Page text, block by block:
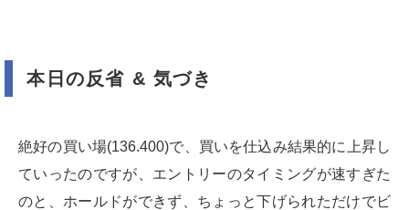
本日の反省 & 気づき
絶好の買い場(136.400)で、買いを仕込み結果的に上昇し
ていったのですが、エントリーのタイミングが速すぎた
のと、ホールドができず、ちょっと下げられただけでビ